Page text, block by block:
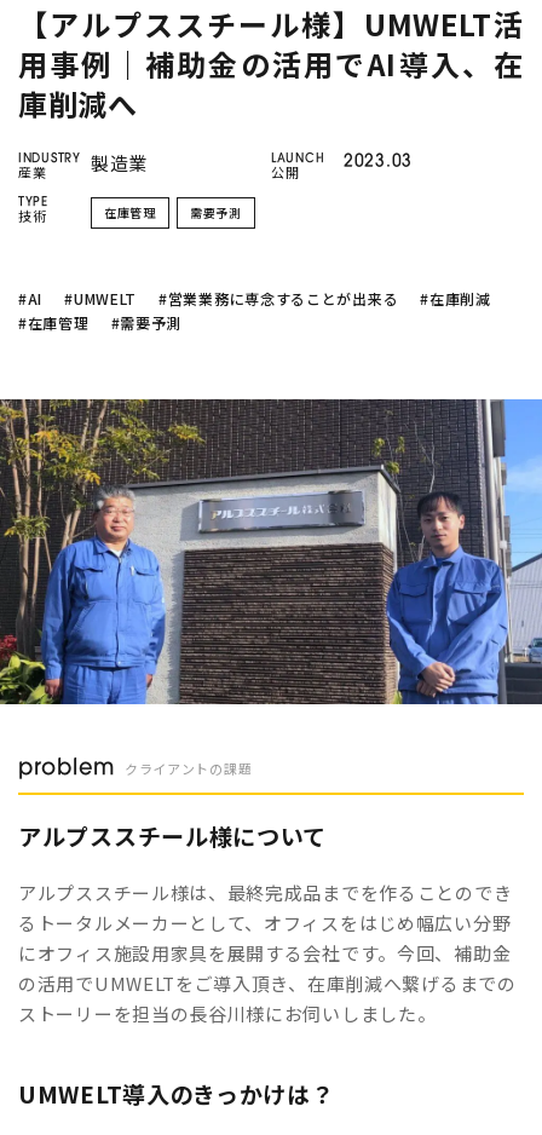
AI 需要予測 シフト作成 DX 生産管理
データ分析
業務効率化
機械学習 在庫管理 BIツール
【アルプススチール様】UMWELT活
用事例｜補助金の活用でAI導入、在
庫削減へ
INDUSTRY
産業 製造業 LAUNCH
公開 2023.03
TYPE
技術 在庫管理 需要予測
#AI #UMWELT #営業業務に専念することが出来る
#在庫削減
#在庫管理
#需要予測
problem クライアントの課題
アルプススチール様について
アルプススチール様は、最終完成品までを作ることのでき
るトータルメーカーとして、オフィスをはじめ幅広い分野
にオフィス施設用家具を展開する会社です。今回、補助金
の活用でUMWELTをご導入頂き、在庫削減へ繋げるまでの
ストーリーを担当の長谷川様にお伺いしました。
UMWELT導入のきっかけは？